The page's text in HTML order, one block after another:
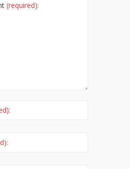
(required):